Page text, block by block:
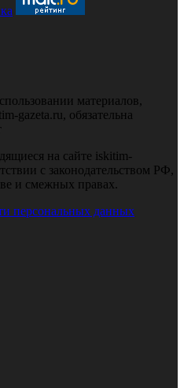
материалов,
gazeta.ru, обязательна
на сайте iskitim-
с законодательством РФ,
и смежных правах.
персональных данных